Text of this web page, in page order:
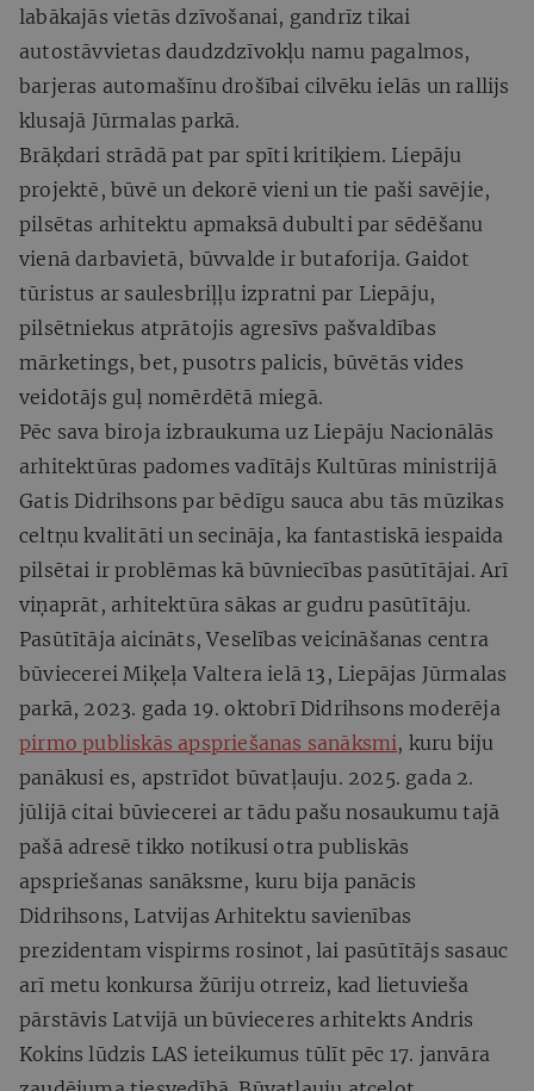
labākajās vietās dzīvošanai, gandrīz tikai
autostāvvietas daudzdzīvokļu namu pagalmos,
barjeras automašīnu drošībai cilvēku ielās un rallijs
klusajā Jūrmalas parkā.
Brāķdari strādā pat par spīti kritiķiem. Liepāju
projektē, būvē un dekorē vieni un tie paši savējie,
pilsētas arhitektu apmaksā dubulti par sēdēšanu
vienā darbavietā, būvvalde ir butaforija. Gaidot
tūristus ar saulesbriļļu izpratni par Liepāju,
pilsētniekus atprātojis agresīvs pašvaldības
mārketings, bet, pusotrs palicis, būvētās vides
veidotājs guļ nomērdētā miegā.
Pēc sava biroja izbraukuma uz Liepāju Nacionālās
arhitektūras padomes vadītājs Kultūras ministrijā
Gatis Didrihsons par bēdīgu sauca abu tās mūzikas
celtņu kvalitāti un secināja, ka fantastiskā iespaida
pilsētai ir problēmas kā būvniecības pasūtītājai. Arī
viņaprāt, arhitektūra sākas ar gudru pasūtītāju.
Pasūtītāja aicināts, Veselības veicināšanas centra
būviecerei Miķeļa Valtera ielā 13, Liepājas Jūrmalas
parkā, 2023. gada 19. oktobrī Didrihsons moderēja
pirmo publiskās apspriešanas sanāksmi, kuru biju
panākusi es, apstrīdot būvatļauju. 2025. gada 2.
jūlijā citai būviecerei ar tādu pašu nosaukumu tajā
pašā adresē tikko notikusi otra publiskās
apspriešanas sanāksme, kuru bija panācis
Didrihsons, Latvijas Arhitektu savienības
prezidentam vispirms rosinot, lai pasūtītājs sasauc
arī metu konkursa žūriju otrreiz, kad lietuvieša
pārstāvis Latvijā un būvieceres arhitekts Andris
Kokins lūdzis LAS ieteikumus tūlīt pēc 17. janvāra